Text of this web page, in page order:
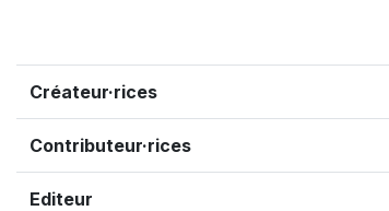
Créateur·rices
Contributeur·rices
Editeur